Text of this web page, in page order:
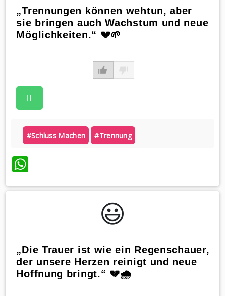
„Trennungen können wehtun, aber
sie bringen auch Wachstum und neue
Möglichkeiten.“ 💔🌱
#schluss Machen #trennung
WhatsApp
😃️
„Die Trauer ist wie ein Regenschauer,
der unsere Herzen reinigt und neue
Hoffnung bringt.“ 💔🌧️